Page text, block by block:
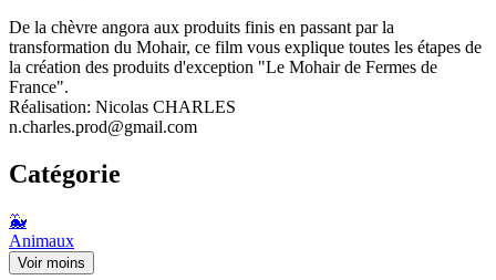
De la chèvre angora aux produits finis en passant par la
transformation du Mohair, ce film vous explique toutes les étapes de
la création des produits d'exception "Le Mohair de Fermes de
France".
Réalisation: Nicolas CHARLES
n.charles.prod@gmail.com
Catégorie
🐳
Animaux
Voir moins